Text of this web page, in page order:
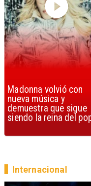
Phil Collins revela su
lucha contra el
alcoholismo que casi le
causa la muerte
Internacional